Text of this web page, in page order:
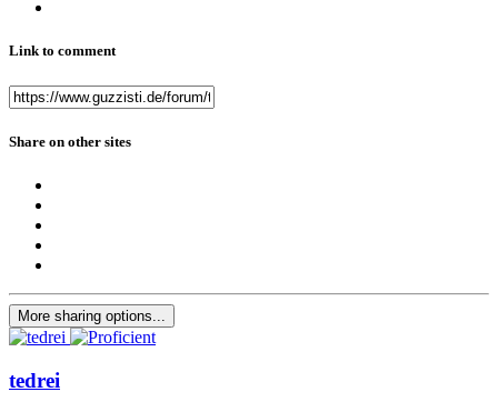
Link to comment
Share on other sites
More sharing options...
tedrei